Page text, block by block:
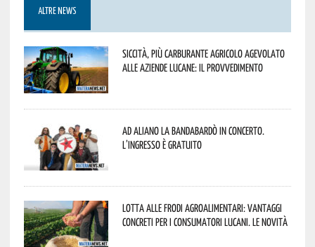
ALTRE NEWS
Siccità, più carburante agricolo agevolato
alle aziende lucane: il provvedimento
Ad Aliano la Bandabardò in concerto.
L’ingresso è gratuito
Lotta alle frodi agroalimentari: vantaggi
concreti per i consumatori lucani. Le novità